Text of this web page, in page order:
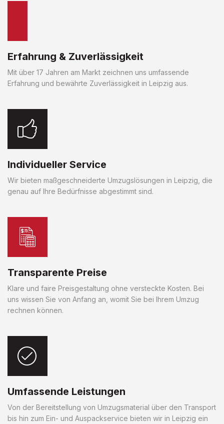
Erfahrung & Zuverlässigkeit
Mit über 17 Jahren am Markt zeichnen uns umfassende
Erfahrung und bewährte Zuverlässigkeit in Leipzig aus.
Individueller Service
Wir bieten maßgeschneiderte Umzugslösungen in Leipzig, die
genau auf Ihre Bedürfnisse abgestimmt sind.
Transparente Preise
Klare und faire Preisgestaltung ohne versteckte Kosten. Bei
uns wissen Sie von Anfang an, womit Sie bei Ihrem Umzug
rechnen können.
Umfassende Leistungen
Von der Bereitstellung von Umzugsmaterial über den Transport
bis hin zum Ein- und Auspackservice bieten wir in Leipzig ein